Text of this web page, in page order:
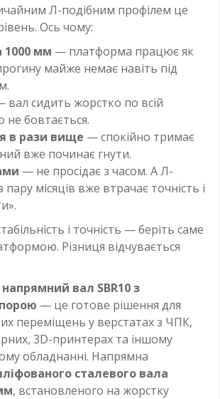
Л-подібним профілем це
Ось чому:
1000 мм — платформа працює як
майже немає навіть під
вал сидить жорстко по всій
не бовтається.
в рази вище — спокійно тримає
вже починає гнути.
— не просідає з часом. А Л-
місяців вже втрачає точність і
і точність — беріть саме
Різниця відчувається
вал SBR10 з
— це готове рішення для
переміщень у верстатах з ЧПК,
3D-принтерах та іншому
обладнанні. Напрямна
сталевого вала
, встановленого на жорстку